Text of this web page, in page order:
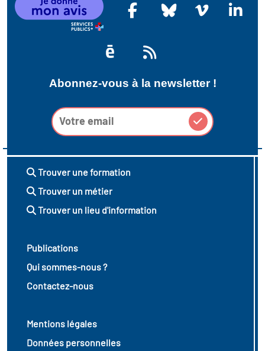
Abonnez-vous à la newsletter !
Trouver une formation
Trouver un métier
Trouver un lieu d'information
Publications
Qui sommes-nous ?
Contactez-nous
Mentions légales
Données personnelles